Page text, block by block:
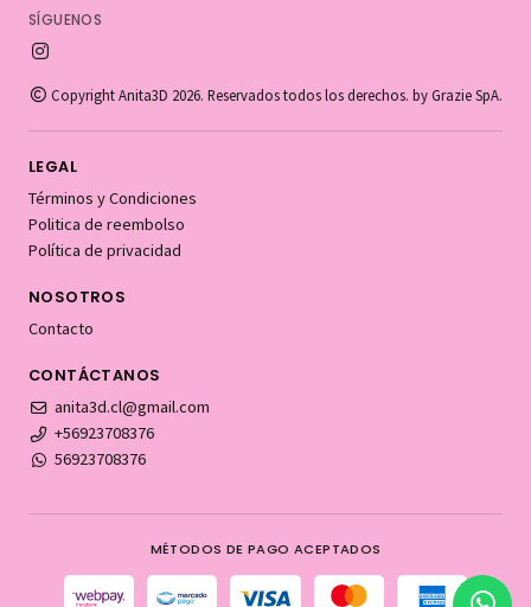
SÍGUENOS
Copyright Anita3D 2026. Reservados todos los derechos. by Grazie SpA.
LEGAL
Términos y Condiciones
Politica de reembolso
Política de privacidad
NOSOTROS
Contacto
CONTÁCTANOS
anita3d.cl@gmail.com
+56923708376
56923708376
MÉTODOS DE PAGO ACEPTADOS